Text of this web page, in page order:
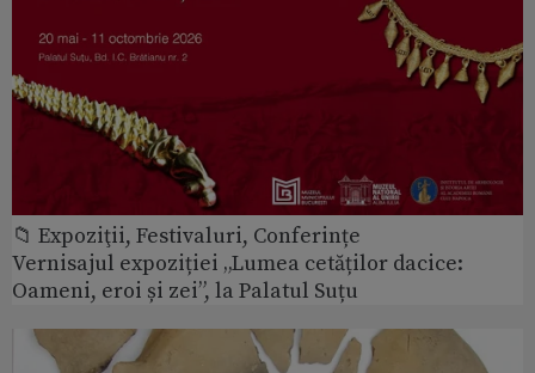
📁 Expoziţii, Festivaluri, Conferințe
Vernisajul expoziției „Lumea cetăților dacice:
Oameni, eroi și zei”, la Palatul Suțu